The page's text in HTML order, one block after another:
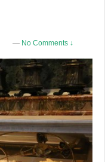
— No Comments ↓